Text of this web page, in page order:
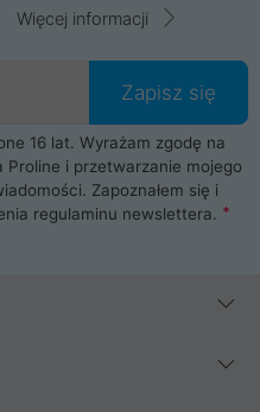
Więcej informacji
Zapisz się
16 lat. Wyrażam zgodę na
i przetwarzanie mojego
Zapoznałem się i
regulaminu newslettera.